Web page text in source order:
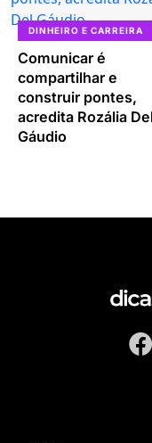
DINHEIRO E CARREIRA
Comunicar é
compartilhar e
construir pontes,
acredita Rozália
Gáudio